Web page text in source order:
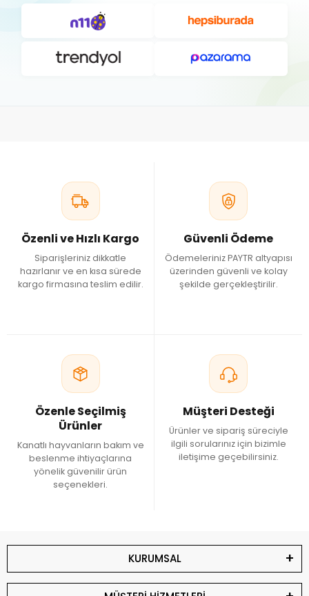
Özenli ve Hızlı Kargo
Siparişleriniz dikkatle
hazırlanır ve en kısa sürede
kargo firmasına teslim edilir.
Güvenli Ödeme
Ödemeleriniz PAYTR altyapısı
üzerinden güvenli ve kolay
şekilde gerçekleştirilir.
Özenle Seçilmiş
Ürünler
Kanatlı hayvanların bakım ve
beslenme ihtiyaçlarına
yönelik güvenilir ürün
seçenekleri.
Müşteri Desteği
Ürünler ve sipariş süreciyle
ilgili sorularınız için bizimle
iletişime geçebilirsiniz.
KURUMSAL